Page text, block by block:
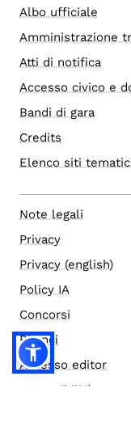
Albo ufficiale
Amministrazione
Atti di notifica
Accesso civico e
Bandi di gara
Credits
Elenco siti
Note legali
Privacy
Privacy (english)
Policy IA
Concorsi
Bilanci
Accesso editor
Accessibilità